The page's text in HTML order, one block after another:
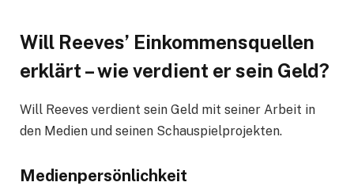
Will Reeves’ Einkommensquellen
erklärt – wie verdient er sein Geld?
Will Reeves verdient sein Geld mit seiner Arbeit in
den Medien und seinen Schauspielprojekten.
Medienpersönlichkeit